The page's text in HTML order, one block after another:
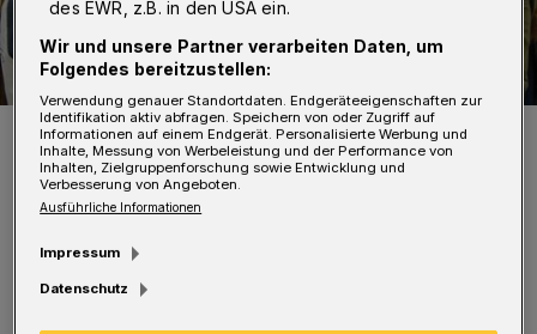
Das Motto der Tafel lautet „Kleben Sie uns einen“.
Foto: AWG
des EWR, z.B. in den USA ein.
Wir und unsere Partner verarbeiten Daten, um
Folgendes bereitzustellen:
Verwendung genauer Standortdaten. Endgeräteeigenschaften zur
Identifikation aktiv abfragen. Speichern von oder Zugriff auf
Informationen auf einem Endgerät. Personalisierte Werbung und
Inhalte, Messung von Werbeleistung und der Performance von
Inhalten, Zielgruppenforschung sowie Entwicklung und
Verbesserung von Angeboten.
Ausführliche Informationen
Impressum
Datenschutz